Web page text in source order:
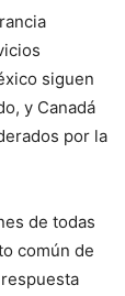
siguen
y Canadá
por la
de todas
común de